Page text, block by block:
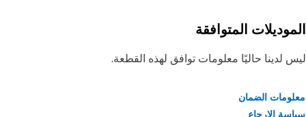
المتوافقة
لدينا حاليًا معلومات توافق لهذه القطعة.
الضمان
الإرجاع